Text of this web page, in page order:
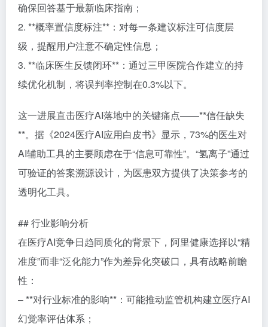
确保回答基于最新临床指南；
2. **概率置信度标注**：对每一条建议标注可信度层
级，提醒用户注意不确定性信息；
3. **临床医生反馈闭环**：通过三甲医院合作建立的持
续优化机制，将误判率控制在0.3%以下。
这一进展直击医疗AI落地中的关键痛点——**信任缺失
**。据《2024医疗AI应用白皮书》显示，73%的医生对
AI辅助工具的主要顾虑在于“信息可靠性”。“氢离子”通过
可验证的答案溯源设计，为医患双方提供了决策参考的
透明化工具。
## 行业影响分析
在医疗AI竞争日趋同质化的背景下，阿里健康选择以“精
准度”而非“泛化能力”作为差异化突破口，具有战略前瞻
性：
– **对行业标准的影响**：可能推动监管机构建立医疗AI
幻觉率评估体系；